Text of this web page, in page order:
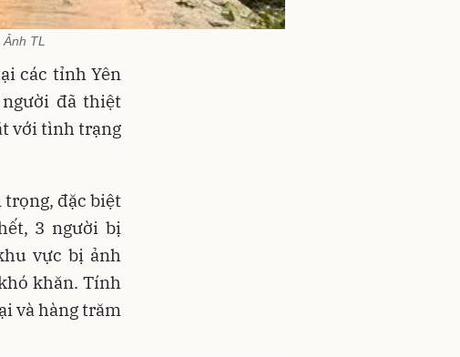
TL
các tỉnh Yên
người đã thiệt
với tình trạng
trọng, đặc biệt
3 người bị
vực bị ảnh
khăn. Tính
và hàng trăm